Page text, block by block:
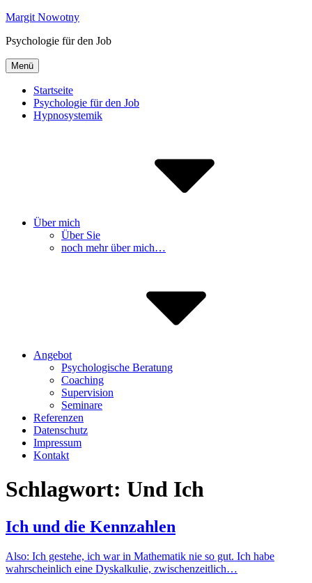
Inhalte
Margit Nowotny
Psychologie für den Job
Menü
Startseite
Psychologie für den Job
Hypnosystemik
Über mich
Über Sie
noch mehr über mich…
Angebot
Psychologische Beratung
Coaching
Supervision
Seminare
Referenzen
Datenschutz
Impressum
Kontakt
Schlagwort: Und Ich
Ich und die Kennzahlen
Also: Ich gestehe, ich war in Mathematik nie so gut. Ich habe
wahrscheinlich eine Dyskalkulie, zwischenzeitlich…